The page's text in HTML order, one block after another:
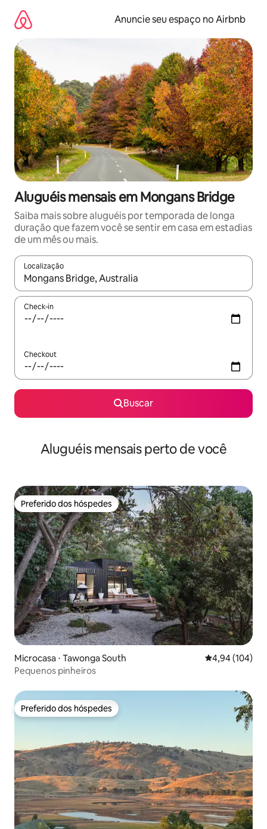
para
conteúdo
Anuncie seu espaço no Airbnb
Aluguéis mensais em Mongans Bridge
Saiba mais sobre aluguéis por temporada de longa
duração que fazem você se sentir em casa em estadias
de um mês ou mais.
Localização
Quando os resultados estiverem disponíveis, explore-os
Check-in
Checkout
Buscar
Aluguéis mensais perto de você
Preferido dos hóspedes
Preferido dos hóspedes
Microcasa ⋅ Tawonga South 4,94 de uma
4,94 (104)
Pequenos pinheiros
Preferido dos hóspedes
Preferido dos hóspedes